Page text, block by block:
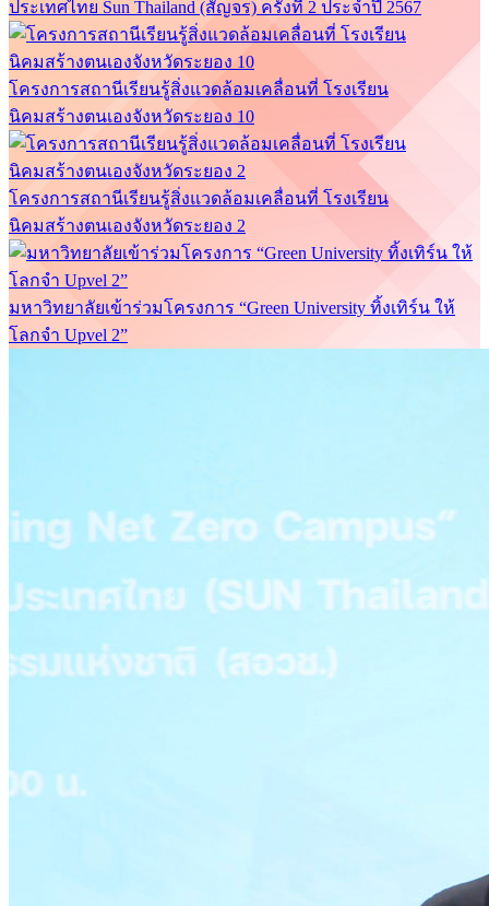
ประเทศไทย Sun Thailand (สัญจร) ครั้งที่ 2 ประจำปี 2567
โครงการสถานีเรียนรู้สิ่งแวดล้อมเคลื่อนที่ โรงเรียน
นิคมสร้างตนเองจังหวัดระยอง 10
โครงการสถานีเรียนรู้สิ่งแวดล้อมเคลื่อนที่ โรงเรียน
นิคมสร้างตนเองจังหวัดระยอง 2
มหาวิทยาลัยเข้าร่วมโครงการ “Green University ทิ้งเทิร์น ให้
โลกจำ Upvel 2”